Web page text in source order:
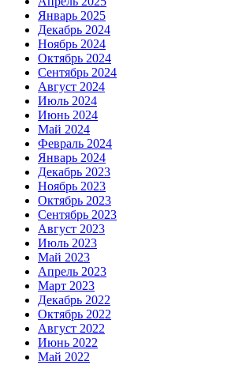
Январь 2025
Декабрь 2024
Ноябрь 2024
Октябрь 2024
Сентябрь 2024
Август 2024
Июль 2024
Июнь 2024
Май 2024
Февраль 2024
Январь 2024
Декабрь 2023
Ноябрь 2023
Октябрь 2023
Сентябрь 2023
Август 2023
Июль 2023
Май 2023
Апрель 2023
Март 2023
Декабрь 2022
Октябрь 2022
Август 2022
Июнь 2022
Май 2022